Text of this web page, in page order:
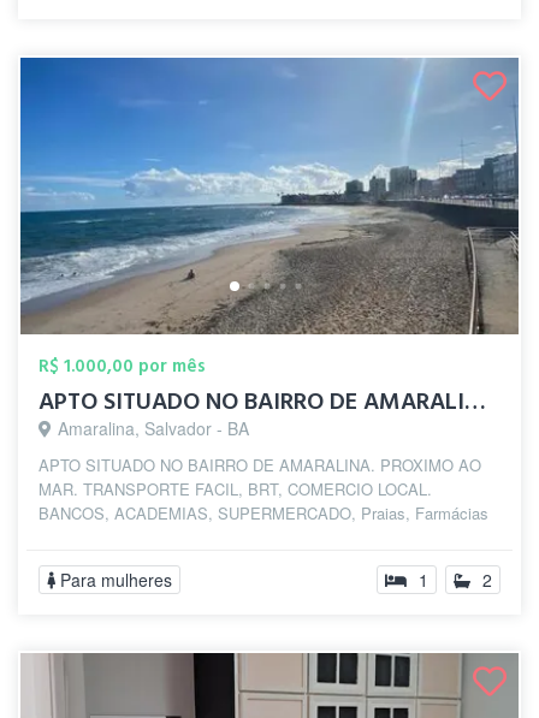
R$ 1.000,00 por mês
APTO SITUADO NO BAIRRO DE AMARALINA. PRO...
Amaralina, Salvador - BA
APTO SITUADO NO BAIRRO DE AMARALINA. PROXIMO AO
MAR. TRANSPORTE FACIL, BRT, COMERCIO LOCAL.
BANCOS, ACADEMIAS, SUPERMERCADO, Praias, Farmácias
Para mulheres 1 2